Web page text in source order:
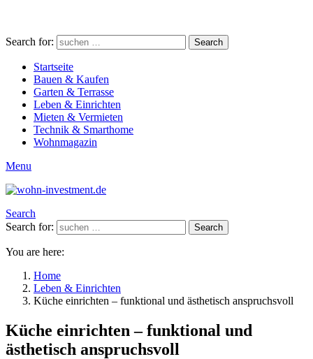
Search for: Search
Startseite
Bauen & Kaufen
Garten & Terrasse
Leben & Einrichten
Mieten & Vermieten
Technik & Smarthome
Wohnmagazin
Menu
Search
Search for:
Search
You are here:
Home
Leben & Einrichten
Küche einrichten – funktional und ästhetisch anspruchsvoll
Küche einrichten – funktional und
ästhetisch anspruchsvoll